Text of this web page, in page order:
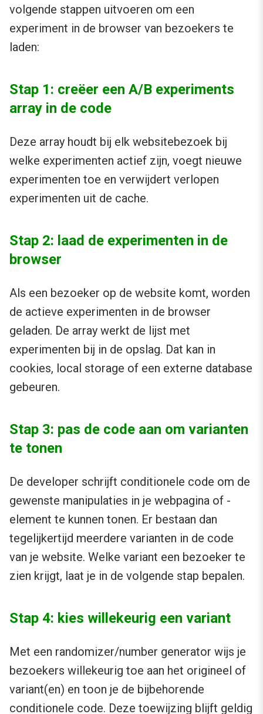
volgende stappen uitvoeren om een
experiment in de browser van bezoekers te
laden:
Stap 1: creëer een A/B experiments
array in de code
Deze array houdt bij elk websitebezoek bij
welke experimenten actief zijn, voegt nieuwe
experimenten toe en verwijdert verlopen
experimenten uit de cache.
Stap 2: laad de experimenten in de
browser
Als een bezoeker op de website komt, worden
de actieve experimenten in de browser
geladen. De array werkt de lijst met
experimenten bij in de opslag. Dat kan in
cookies, local storage of een externe database
gebeuren.
Stap 3: pas de code aan om varianten
te tonen
De developer schrijft conditionele code om de
gewenste manipulaties in je webpagina of -
element te kunnen tonen. Er bestaan dan
tegelijkertijd meerdere varianten in de code
van je website. Welke variant een bezoeker te
zien krijgt, laat je in de volgende stap bepalen.
Stap 4: kies willekeurig een variant
Met een randomizer/number generator wijs je
bezoekers willekeurig toe aan het origineel of
variant(en) en toon je de bijbehorende
conditionele code. Deze toewijzing blijft geldig